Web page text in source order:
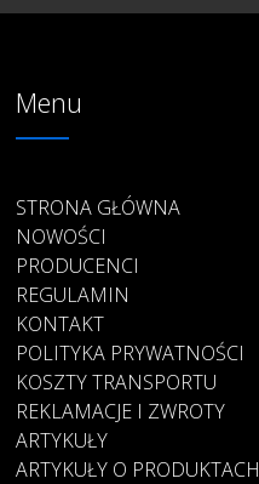
Menu
STRONA GŁÓWNA
NOWOŚCI
PRODUCENCI
REGULAMIN
KONTAKT
POLITYKA PRYWATNOŚCI
KOSZTY TRANSPORTU
REKLAMACJE I ZWROTY
ARTYKUŁY
ARTYKUŁY O PRODUKTACH